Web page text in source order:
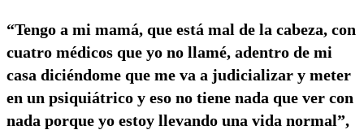
“Tengo a mi mamá, que está mal de la cabeza, con
cuatro médicos que yo no llamé, adentro de mi
casa diciéndome que me va a judicializar y meter
en un psiquiátrico y eso no tiene nada que ver con
nada porque yo estoy llevando una vida normal”,